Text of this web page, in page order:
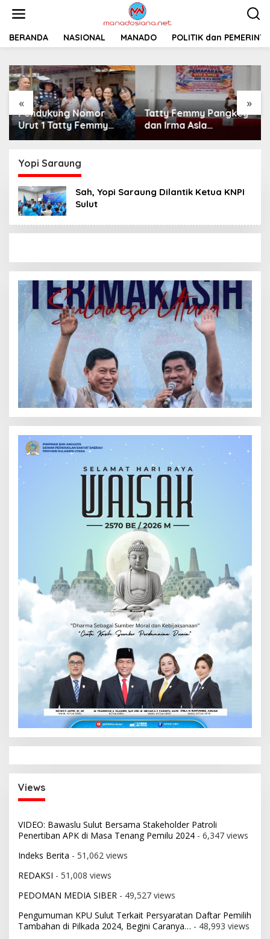
t
BERANDA NASIONAL MANADO POLITIK dan
« »
Pendukung Nomor
Urut 1 Tatty Femmy
Pangkey Berikan
Pemaparan Visi dan
Misi di Desa Waleure
Tatty Femmy Pangkey
dan Irma Asla
Paparkan Visi Misi
Yopi Saraung
Sah, Yopi Saraung Dilantik Ketua KNPI
Sulut
Views
VIDEO: Bawaslu Sulut Bersama Stakeholder Patroli
Penertiban APK di Masa Tenang Pemilu 2024 - 6,347 views
Indeks Berita - 51,062 views
REDAKSI - 51,008 views
PEDOMAN MEDIA SIBER - 49,527 views
Pengumuman KPU Sulut Terkait Persyaratan Daftar Pemilih
Tambahan di Pilkada 2024, Begini Caranya… - 48,993 views